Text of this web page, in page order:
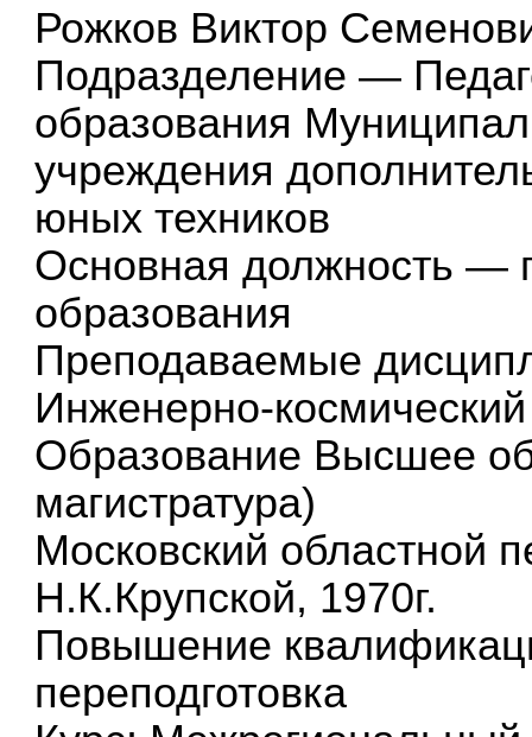
Рожков Виктор
Подразделение —
образования
учреждения
юных техников
Основная должность —
образования
Преподаваемые
Инженерно-
Образование Высшее
магистратура)
Московский областной
Н.К.Крупской, 1970г.
Повышение
переподготовка